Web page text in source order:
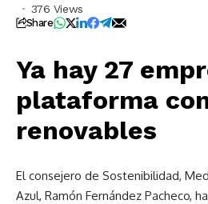
376 Views
Share
Ya hay 27
plataforma
renovables
El consejero de Sostenibilidad,
Azul, Ramón Fernández Pacheco,